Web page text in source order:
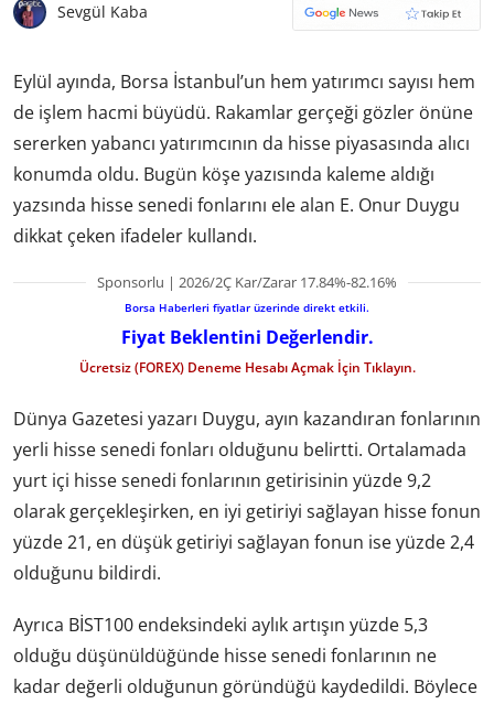
Sevgül Kaba
Eylül ayında, Borsa İstanbul’un hem yatırımcı sayısı hem
de işlem hacmi büyüdü. Rakamlar gerçeği gözler önüne
sererken yabancı yatırımcının da hisse piyasasında alıcı
konumda oldu. Bugün köşe yazısında kaleme aldığı
yazsında hisse senedi fonlarını ele alan E. Onur Duygu
dikkat çeken ifadeler kullandı.
Sponsorlu | 2026/2Ç Kar/Zarar 17.84%-82.16%
Borsa Haberleri fiyatlar üzerinde direkt etkili.
Fiyat Beklentini Değerlendir.
Ücretsiz (FOREX) Deneme Hesabı Açmak İçin Tıklayın.
Dünya Gazetesi yazarı Duygu, ayın kazandıran fonlarının
yerli hisse senedi fonları olduğunu belirtti. Ortalamada
yurt içi hisse senedi fonlarının getirisinin yüzde 9,2
olarak gerçekleşirken, en iyi getiriyi sağlayan hisse fonun
yüzde 21, en düşük getiriyi sağlayan fonun ise yüzde 2,4
olduğunu bildirdi.
Ayrıca BİST100 endeksindeki aylık artışın yüzde 5,3
olduğu düşünüldüğünde hisse senedi fonlarının ne
kadar değerli olduğunun göründüğü kaydedildi. Böylece